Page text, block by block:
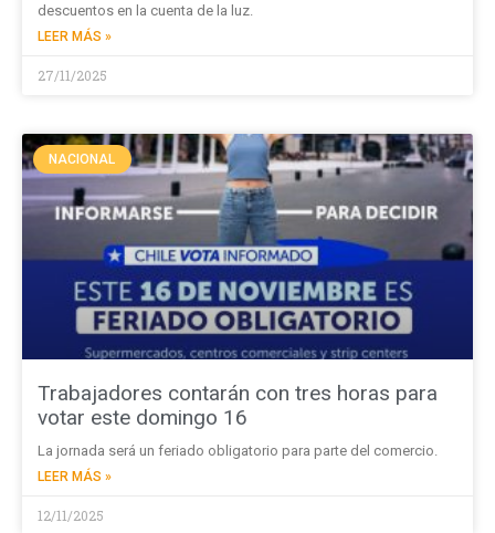
descuentos en la cuenta de la luz.
LEER MÁS »
27/11/2025
NACIONAL
Trabajadores contarán con tres horas para
votar este domingo 16
La jornada será un feriado obligatorio para parte del comercio.
LEER MÁS »
12/11/2025